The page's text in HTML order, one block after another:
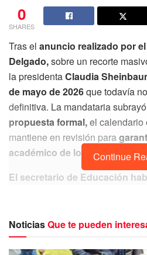
0
SHARES
Tras el anuncio realizado por
Delgado,sobre un recorte
la presidentaClaudia
de mayo de 2026que todavía
definitiva. La mandataria
propuesta formal,el calendario
mantiene en revisión para
académico de los estudiantes.
El secretario de Educación
factores externos:
Altas Temperaturas:El
Continue
NoticiasQue te pueden